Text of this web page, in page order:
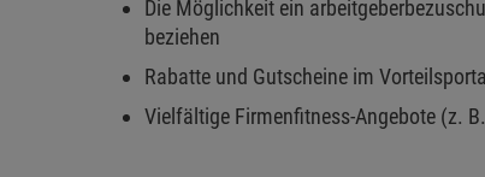
Die Möglichkeit ein
beziehen
Rabatte und Gutscheine im
Vielfältige Firmenfitness-Angebote (z.